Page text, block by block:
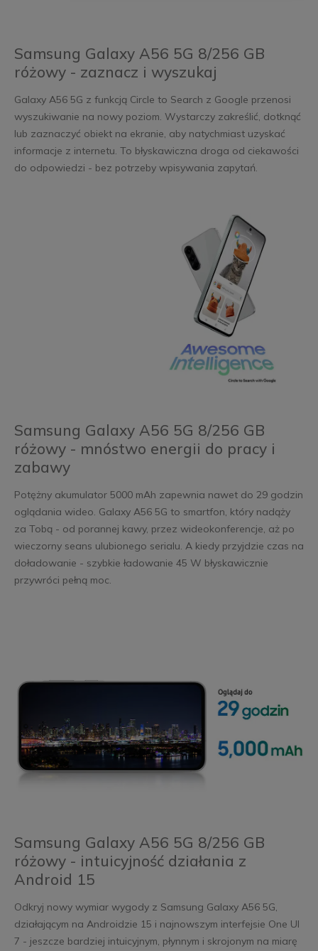
Samsung Galaxy A56 5G 8/256 GB
różowy - zaznacz i wyszukaj
Galaxy A56 5G z funkcją Circle to Search z Google przenosi
wyszukiwanie na nowy poziom. Wystarczy zakreślić, dotknąć
lub zaznaczyć obiekt na ekranie, aby natychmiast uzyskać
informacje z internetu. To błyskawiczna droga od ciekawości
do odpowiedzi - bez potrzeby wpisywania zapytań.
Samsung Galaxy A56 5G 8/256 GB
różowy - mnóstwo energii do pracy i
zabawy
Potężny akumulator 5000 mAh zapewnia nawet do 29 godzin
oglądania wideo. Galaxy A56 5G to smartfon, który nadąży
za Tobą - od porannej kawy, przez wideokonferencje, aż po
wieczorny seans ulubionego serialu. A kiedy przyjdzie czas na
doładowanie - szybkie ładowanie 45 W błyskawicznie
przywróci pełną moc.
Samsung Galaxy A56 5G 8/256 GB
różowy - intuicyjność działania z
Android 15
Odkryj nowy wymiar wygody z Samsung Galaxy A56 5G,
działającym na Androidzie 15 i najnowszym interfejsie One UI
7 - jeszcze bardziej intuicyjnym, płynnym i skrojonym na miarę